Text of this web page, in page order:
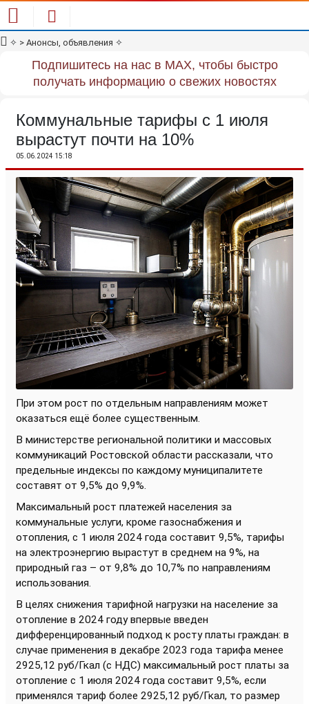
✧ > Анонсы, объявления ✧
Подпишитесь на нас в MAX, чтобы быстро
получать информацию о свежих новостях
Коммунальные тарифы с 1 июля
вырастут почти на 10%
05.06.2024 15:18
При этом рост по отдельным направлениям может
оказаться ещё более существенным.
В министерстве региональной политики и массовых
коммуникаций Ростовской области рассказали, что
предельные индексы по каждому муниципалитете
составят от 9,5% до 9,9%.
Максимальный рост платежей населения за
коммунальные услуги, кроме газоснабжения и
отопления, с 1 июля 2024 года составит 9,5%, тарифы
на электроэнергию вырастут в среднем на 9%, на
природный газ – от 9,8% до 10,7% по направлениям
использования.
В целях снижения тарифной нагрузки на население за
отопление в 2024 году впервые введен
дифференцированный подход к росту платы граждан: в
случае применения в декабре 2023 года тарифа менее
2925,12 руб/Гкал (с НДС) максимальный рост платы за
отопление с 1 июля 2024 года составит 9,5%, если
применялся тариф более 2925,12 руб/Гкал, то размер